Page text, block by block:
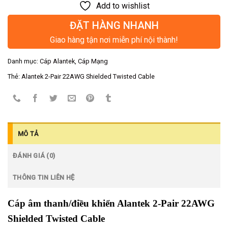
Add to wishlist
ĐẶT HÀNG NHANH
Giao hàng tận nơi miễn phí nội thành!
Danh mục: Cáp Alantek Cáp Mạng
Thẻ: Alantek 2-Pair 22AWG Shielded Twisted Cable
MÔ TẢ
ĐÁNH GIÁ (0)
THÔNG TIN LIÊN HỆ
Cáp âm thanh/điều khiển Alantek 2-Pair 22AWG
Shielded Twisted Cable